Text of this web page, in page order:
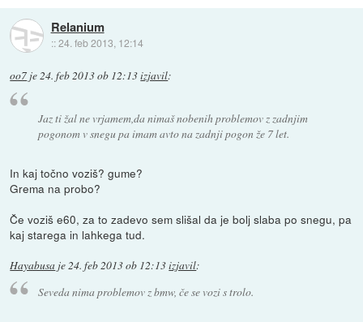
Relanium
::24. feb 2013, 12:14
oo7 je24. feb 2013 ob 12:13izjavil:
Jaz ti žal ne vrjamem,da nimaš nobenih problemov z zadnjim
pogonom v snegu pa imam avto na zadnji pogon že 7 let.
In kaj točno voziš? gume?
Grema na probo?
Če voziš e60, za to zadevo sem slišal da je bolj slaba po snegu, pa
kaj starega in lahkega tud.
Hayabusa je 24. feb 2013 ob 12:13izjavil:
Seveda nima problemov z bmw, če se vozi s trolo.